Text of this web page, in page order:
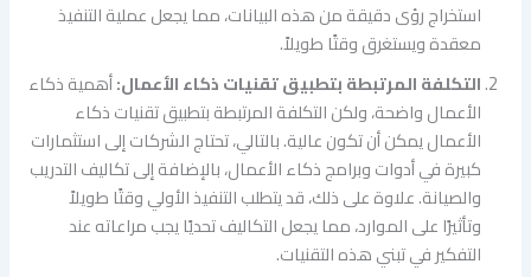
استخراج رؤى دقيقة من هذه البيانات، مما يجعل عملية التنفيذ
معقدة ويستغرق وقتًا طويلاً.
التكلفة المرتبطة بتطبيق تقنيات ذكاء الأعمال:أهمية ذكاء
الأعمال واضحة، ولكن التكلفة المرتبطة بتطبيق تقنيات ذكاء
الأعمال يمكن أن تكون عالية. بالتالي، تحتاج الشركات إلى استثمارات
كبيرة في أدوات وبرامج ذكاء الأعمال، بالإضافة إلى تكاليف التدريب
والصيانة. علاوة على ذلك، قد يتطلب التنفيذ الأولي وقتًا طويلاً
وتأثيرًا على الموارد، مما يجعل التكاليف تحديًا يجب مراعاته عند
التفكير في تبني هذه التقنيات.